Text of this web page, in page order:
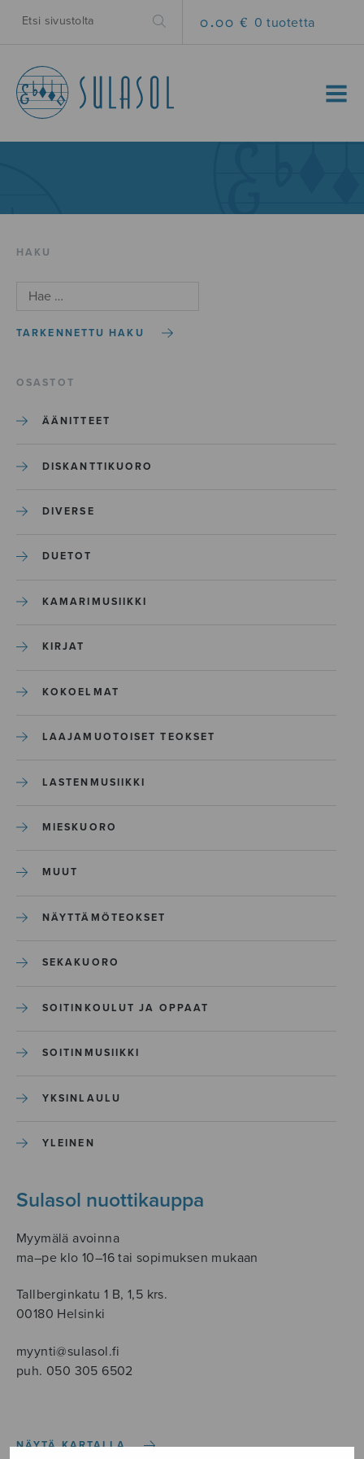
0.00 € 0 tuotetta
MENU
HAKU
TARKENNETTU HAKU
OSASTOT
ÄÄNITTEET
DISKANTTIKUORO
DIVERSE
DUETOT
KAMARIMUSIIKKI
KIRJAT
KOKOELMAT
LAAJAMUOTOISET TEOKSET
LASTENMUSIIKKI
MIESKUORO
MUUT
NÄYTTÄMÖTEOKSET
SEKAKUORO
SOITINKOULUT JA OPPAAT
SOITINMUSIIKKI
YKSINLAULU
YLEINEN
Sulasol nuottikauppa
Myymälä avoinna
ma–pe klo 10–16 tai sopimuksen mukaan
Tallberginkatu 1 B, 1,5 krs.
00180 Helsinki
myynti@sulasol.fi
puh. 050 305 6502
NÄYTÄ KARTALLA